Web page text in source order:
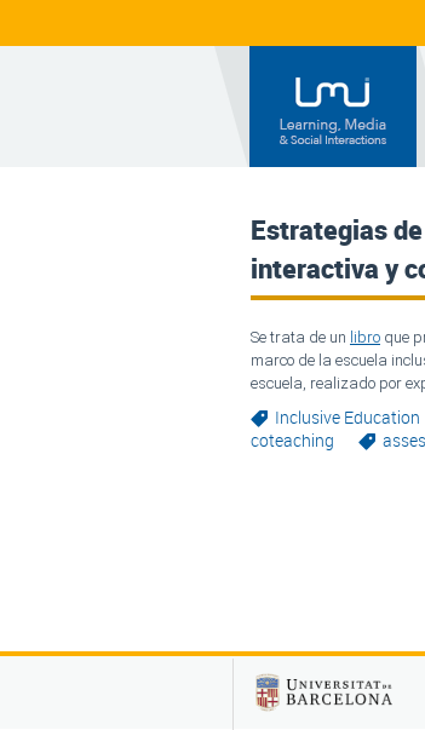
Estrategias
interactiva y
Se trata de un libro que
marco de la escuela
escuela, realizado por
Inclusive Education
coteaching